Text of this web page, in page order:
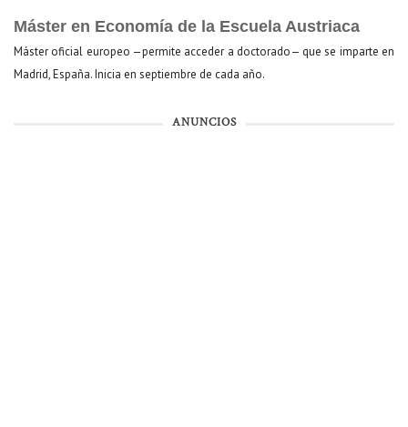
Máster en Economía de la Escuela Austriaca
Máster oficial europeo —permite acceder a doctorado— que se imparte en
Madrid, España. Inicia en septiembre de cada año.
ANUNCIOS